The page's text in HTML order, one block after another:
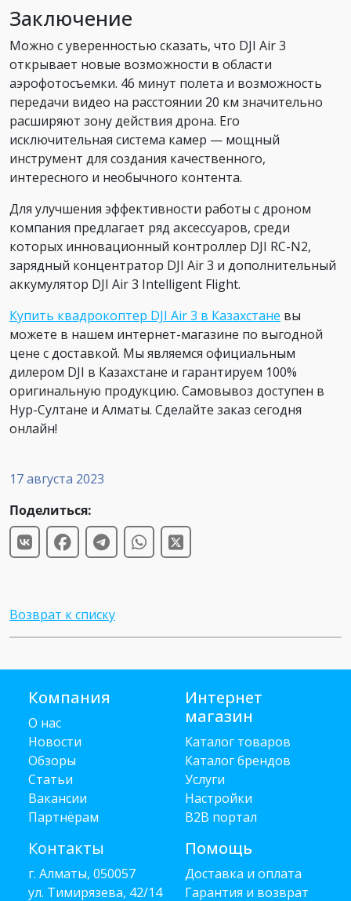
17 августа 2023
Поделиться:
Заключение
Можно с уверенностью сказать, что DJI Air 3
открывает новые возможности в области
аэрофотосъемки. 46 минут полета и возможность
передачи видео на расстоянии 20 км значительно
расширяют зону действия дрона. Его
исключительная система камер — мощный
инструмент для создания качественного,
интересного и необычного контента.
Для улучшения эффективности работы с дроном
компания предлагает ряд аксессуаров, среди
которых инновационный контроллер DJI RC-N2,
зарядный концентратор DJI Air 3 и дополнительный
аккумулятор DJI Air 3 Intelligent Flight.
Купить квадрокоптер DJI Air 3 в Казахстане вы
можете в нашем интернет-магазине по выгодной
цене с доставкой. Мы являемся официальным
дилером DJI в Казахстане и гарантируем 100%
оригинальную продукцию. Самовывоз доступен в
Нур-Султане и Алматы. Сделайте заказ сегодня
онлайн!
Возврат к списку
Компания
О нас
Новости
Обзоры
Статьи
Вакансии
Партнёрам
Контакты
г. Алматы, 050057
ул. Тимирязева, 42/14
Интернет
магазин
Каталог товаров
Каталог брендов
Услуги
Настройки
B2B портал
Помощь
Доставка и оплата
Гарантия и возврат